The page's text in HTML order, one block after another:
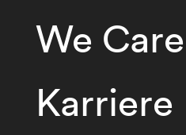
We Care
Karriere